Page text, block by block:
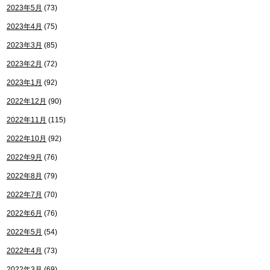
2023年5月 (73)
2023年4月 (75)
2023年3月 (85)
2023年2月 (72)
2023年1月 (92)
2022年12月 (90)
2022年11月 (115)
2022年10月 (92)
2022年9月 (76)
2022年8月 (79)
2022年7月 (70)
2022年6月 (76)
2022年5月 (54)
2022年4月 (73)